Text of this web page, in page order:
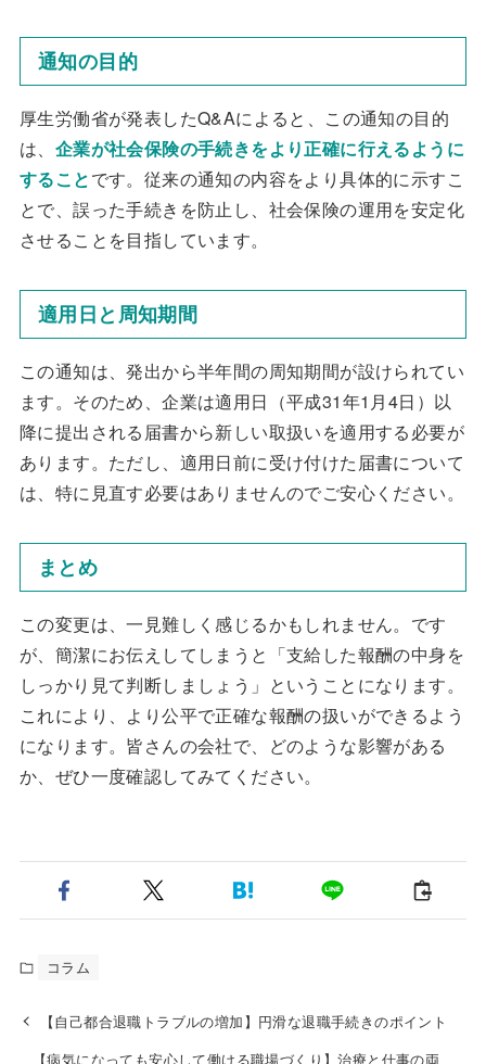
通知の目的
厚生労働省が発表したQ&Aによると、この通知の目的
は、 企業が社会保険の手続きをより正確に行えるように
することです。従来の通知の内容をより具体的に示すこ
とで、誤った手続きを防止し、社会保険の運用を安定化
させることを目指しています。
適用日と周知期間
この通知は、発出から半年間の周知期間が設けられてい
ます。そのため、企業は適用日（平成31年1月4日）以
降に提出される届書から新しい取扱いを適用する必要が
あります。ただし、適用日前に受け付けた届書について
は、特に見直す必要はありませんのでご安心ください。
まとめ
この変更は、一見難しく感じるかもしれません。です
が、簡潔にお伝えしてしまうと「支給した報酬の中身を
しっかり見て判断しましょう」ということになります。
これにより、より公平で正確な報酬の扱いができるよう
になります。皆さんの会社で、どのような影響がある
か、ぜひ一度確認してみてください。
コラム
【自己都合退職トラブルの増加】円滑な退職手続きのポイント
【病気になっても安心して働ける職場づくり】治療と仕事の両